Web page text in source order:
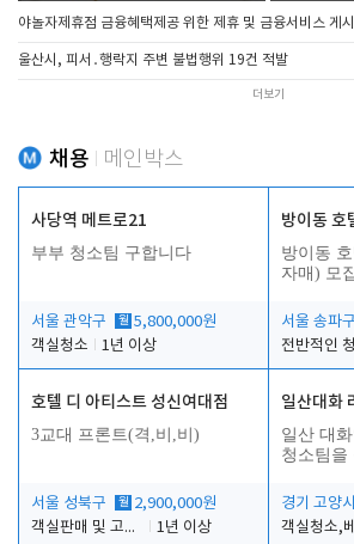
야놀자제휴점 금융혜택제공 위한 제휴 및 금융서비스 게시
울산시, 피서․행락지 주변 불법행위 19건 적발
더보기
채용 메인박스
사당역 메트로21
부부 청소팀 구합니다
서울 관악구 월 5,800,000원
객실청소
1년 이상
방이동 호
방이동
자매) 모
서울 송파구
호텔 디 아티스트 성신여대점
3교대 프론트(격,비,비)
서울 성북구 월 2,900,000원
객실판매 및 고객응대
1년 이상
일산대화
일산 대
청소팀을
경기 고양시
객실청소,